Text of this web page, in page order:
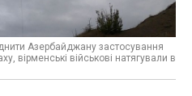
Азербайджану застосування
вірменські військові натягували в